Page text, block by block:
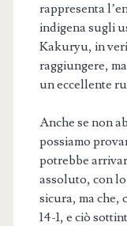
rappresenta
indigena sugli
Kakuryu, in
raggiungere,
un eccellente
Anche se non
possiamo
potrebbe
assoluto, con
sicura, ma che,
14-1, e ciò